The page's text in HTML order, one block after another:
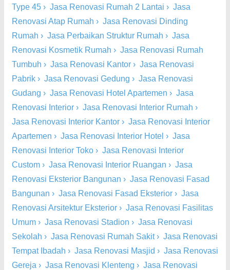
Type 45 › Jasa Renovasi Rumah 2 Lantai › Jasa
Renovasi Atap Rumah › Jasa Renovasi Dinding
Rumah › Jasa Perbaikan Struktur Rumah › Jasa
Renovasi Kosmetik Rumah › Jasa Renovasi Rumah
Tumbuh › Jasa Renovasi Kantor › Jasa Renovasi
Pabrik › Jasa Renovasi Gedung › Jasa Renovasi
Gudang › Jasa Renovasi Hotel Apartemen › Jasa
Renovasi Interior › Jasa Renovasi Interior Rumah ›
Jasa Renovasi Interior Kantor › Jasa Renovasi Interior
Apartemen › Jasa Renovasi Interior Hotel › Jasa
Renovasi Interior Toko › Jasa Renovasi Interior
Custom › Jasa Renovasi Interior Ruangan › Jasa
Renovasi Eksterior Bangunan › Jasa Renovasi Fasad
Bangunan › Jasa Renovasi Fasad Eksterior › Jasa
Renovasi Arsitektur Eksterior › Jasa Renovasi Fasilitas
Umum › Jasa Renovasi Stadion › Jasa Renovasi
Sekolah › Jasa Renovasi Rumah Sakit› Jasa Renovasi
Tempat Ibadah › Jasa Renovasi Masjid › Jasa Renovasi
Gereja › Jasa Renovasi Klenteng › Jasa Renovasi